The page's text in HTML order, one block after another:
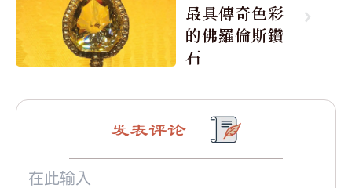
最具傳奇色彩
的佛羅倫斯鑽
石
发表评论